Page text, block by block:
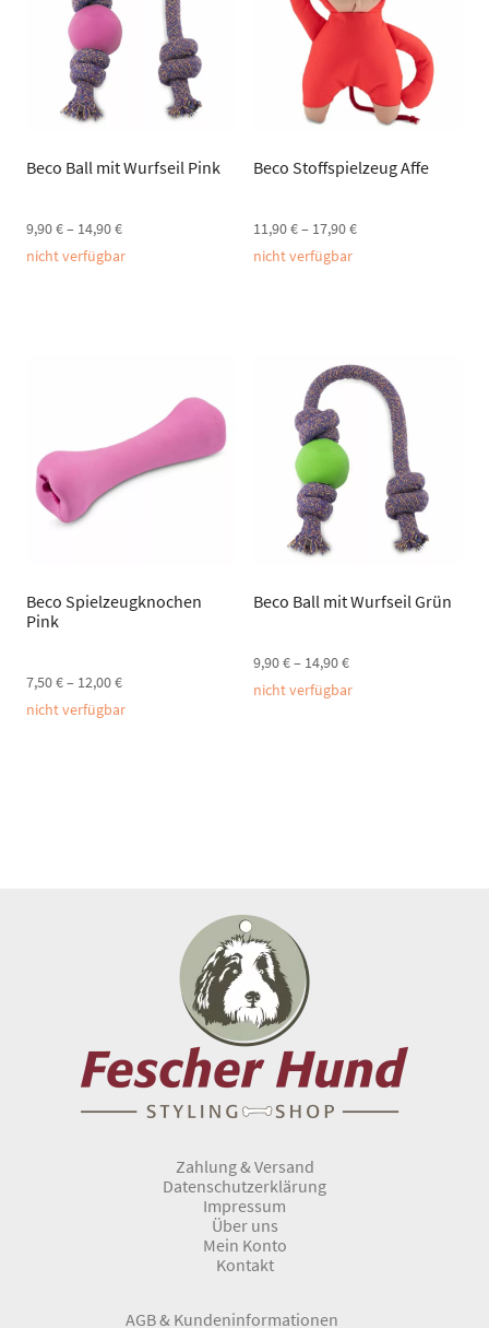
Beco Ball mit Wurfseil Pink
9,90€– 14,90€
nicht verfügbar
Beco Stoffspielzeug Affe
11,90€– 17,90€
nicht verfügbar
Beco Spielzeugknochen
Pink
7,50€– 12,00€
nicht verfügbar
Beco Ball mit Wurfseil Grün
9,90€– 14,90€
nicht verfügbar
Zahlung & Versand
Datenschutzerklärung
Impressum
Über uns
Mein Konto
Kontakt
AGB & Kundeninformationen